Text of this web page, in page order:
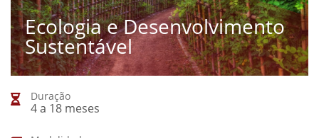
Ecologia e Desenvolvimento
Sustentável
Duração
4 a 18 meses